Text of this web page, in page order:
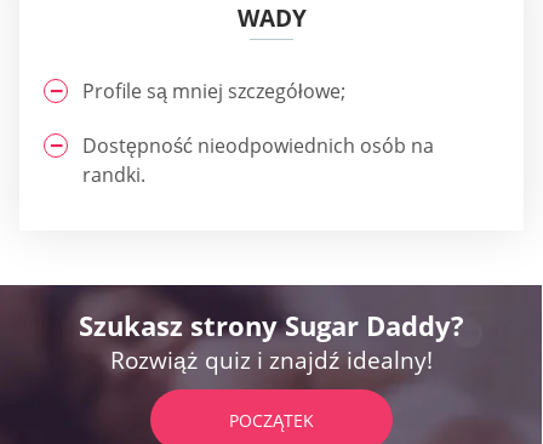
WADY
Profile są mniej szczegółowe;
Dostępność nieodpowiednich osób na
randki.
Szukasz strony Sugar Daddy?
Rozwiąż quiz i znajdź idealny!
POCZĄTEK